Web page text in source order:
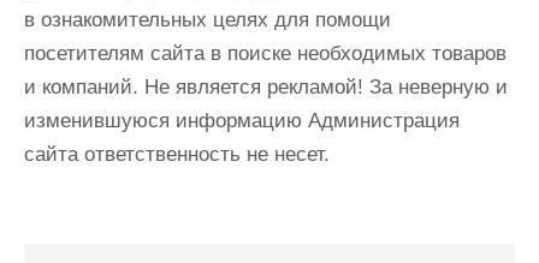
в ознакомительных целях для помощи
посетителям сайта в поиске необходимых товаров
и компаний. Не является рекламой! За неверную и
изменившуюся информацию Администрация
сайта ответственность не несет.